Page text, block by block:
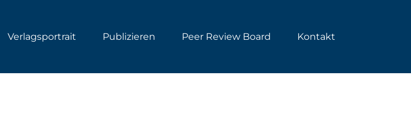
Verlagsportrait Publizieren Peer Review Board Kontakt